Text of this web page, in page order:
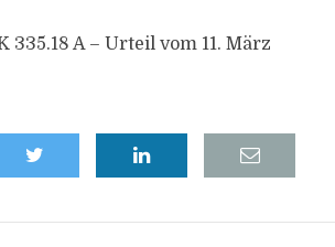
335.18 A – Urteil vom 11. März